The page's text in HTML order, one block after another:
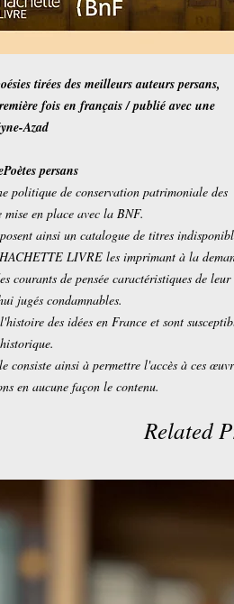
tirées des meilleurs auteurs persans,
fois en français / publié avec une
Azad
persans
politique de conservation patrimoniale des
en place avec la BNF.
ainsi un catalogue de titres
LIVRE les imprimant à la
courants de pensée caractéristiques de leur
jugés condamnables.
des idées en France et sont
consiste ainsi à permettre l'accès à ces
en aucune façon le contenu.
Related